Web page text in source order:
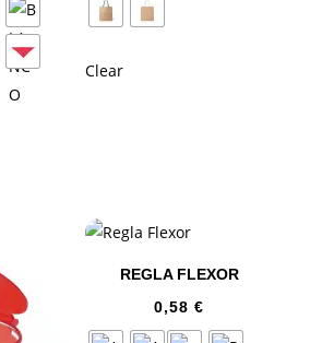
Clear
REGLA FLEXOR
0,58€